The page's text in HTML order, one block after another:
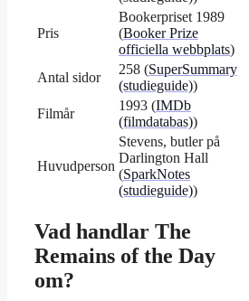
Pris
Bookerpriset 1989
(Booker Prize
officiella webbplats)
Antal sidor
258 (SuperSummary
(studieguide))
Filmår
1993 (IMDb
(filmdatabas))
Huvudperson
Stevens, butler på
Darlington Hall
(SparkNotes
(studieguide))
Vad handlar The
Remains of the Day
om?